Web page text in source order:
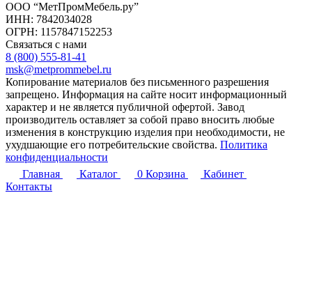
ООО “МетПромМебель.ру”
ИНН: 7842034028
ОГРН: 1157847152253
Связаться с нами
8 (800) 555-81-41
msk@metprommebel.ru
Копирование материалов без письменного разрешения
запрещено. Информация на сайте носит информационный
характер и не является публичной офертой. Завод
производитель оставляет за собой право вносить любые
изменения в конструкцию изделия при необходимости, не
ухудшающие его потребительские свойства. Политика
конфиденциальности
Главная
Каталог 0 Корзина
Кабинет
Контакты